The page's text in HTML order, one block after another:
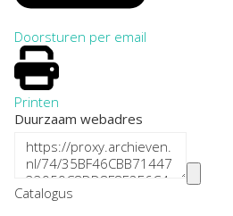
Doorsturen per email
Printen
Duurzaam webadres
Catalogus